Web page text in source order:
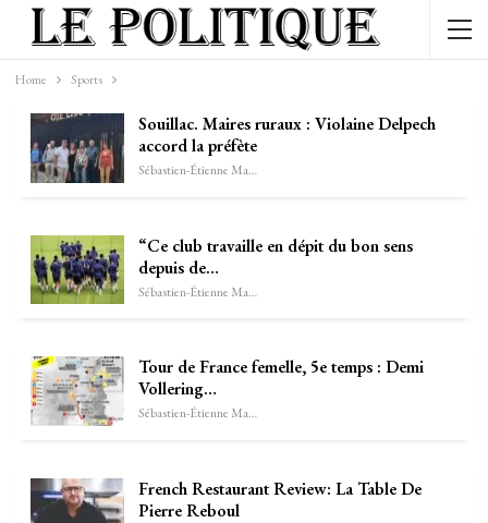
Home Sports
Souillac. Maires ruraux : Violaine Delpech
accord la préfète
Sébastien-Étienne Marechal
“Ce club travaille en dépit du bon sens
depuis de…
Sébastien-Étienne Marechal
Tour de France femelle, 5e temps : Demi
Vollering…
Sébastien-Étienne Marechal
French Restaurant Review: La Table De
Pierre Reboul